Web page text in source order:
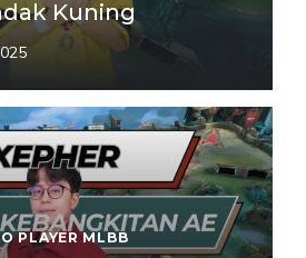
Kuning
PLAYER MLBB